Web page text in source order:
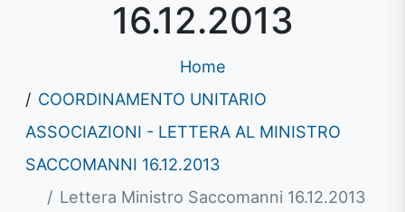
16.12.2013
Home
COORDINAMENTO UNITARIO
ASSOCIAZIONI - LETTERA AL MINISTRO
SACCOMANNI 16.12.2013
Lettera Ministro Saccomanni 16.12.2013